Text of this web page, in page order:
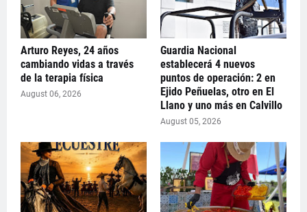
Arturo Reyes, 24 años
cambiando vidas a través
de la terapia física
August 06, 2026
Guardia Nacional
establecerá 4 nuevos
puntos de operación: 2 en
Ejido Peñuelas, otro en El
Llano y uno más en Calvillo
August 05, 2026